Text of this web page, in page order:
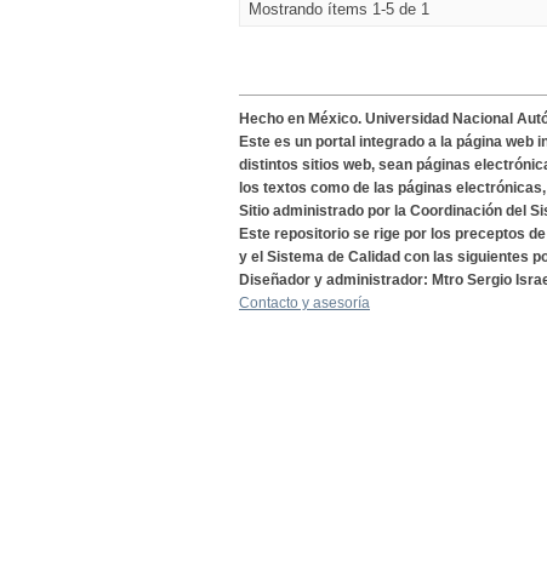
Mostrando ítems 1-5 de 1
Hecho en México. Universidad Nacional
Este es un portal integrado a la página
distintos sitios web, sean páginas
los textos como de las páginas
Sitio administrado por la Coordinación del
Este repositorio se rige por los preceptos
y el Sistema de Calidad con las siguientes
Diseñador y administrador: Mtro Sergio
Contacto y asesoría